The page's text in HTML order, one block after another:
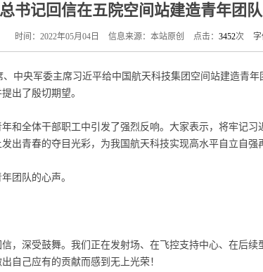
书记回信在五院空间站建造青年团
时间：2022年05月04日 信息来源：本站原创 点击： 3452次 字
中央军委主席习近平给中国航天科技集团空间站建造青
出了殷切期望。
和全体干部职工中引发了强烈反响。大家表示，将牢记
出青春的夺目光彩，为我国航天科技实现高水平自立自强
团队的心声。
，深受鼓舞。我们正在发射场、在飞控支持中心、在后续
自己应有的贡献而感到无上光荣！